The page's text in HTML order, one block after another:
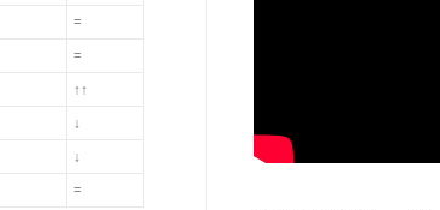
=
=
↑↑
↓
↓
=